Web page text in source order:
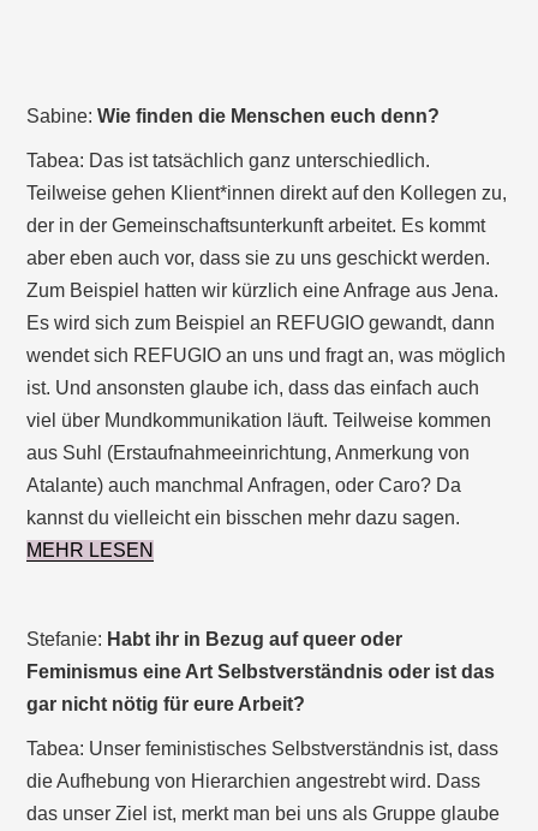
Sabine:Wie finden die Menschen euch denn?
Tabea: Das ist tatsächlich ganz unterschiedlich.
Teilweise gehen Klient*innen direkt auf den Kollegen zu,
der in der Gemeinschaftsunterkunft arbeitet. Es kommt
aber eben auch vor, dass sie zu uns geschickt werden.
Zum Beispiel hatten wir kürzlich eine Anfrage aus Jena.
Es wird sich zum Beispiel an REFUGIO gewandt, dann
wendet sich REFUGIO an uns und fragt an, was möglich
ist. Und ansonsten glaube ich, dass das einfach auch
viel über Mundkommunikation läuft. Teilweise kommen
aus Suhl (Erstaufnahmeeinrichtung, Anmerkung von
Atalante) auch manchmal Anfragen, oder Caro? Da
kannst du vielleicht ein bisschen mehr dazu sagen.
MEHR LESEN
Stefanie: Habt ihr in Bezug auf queer oder
Feminismus eine Art Selbstverständnis oder ist das
gar nicht nötig für eure Arbeit?
Tabea: Unser feministisches Selbstverständnis ist, dass
die Aufhebung von Hierarchien angestrebt wird. Dass
das unser Ziel ist, merkt man bei uns als Gruppe glaube